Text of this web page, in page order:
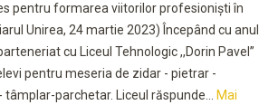
pentru formarea viitorilor profesioniști în
Unirea, 24 martie 2023) Începând cu anul
cu Liceul Tehnologic ,,Dorin Pavel”
pentru meseria de zidar - pietrar -
parchetar. Liceul răspunde...
Mai